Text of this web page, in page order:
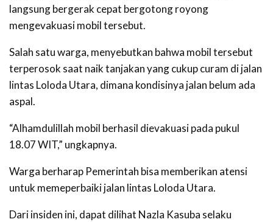
langsung bergerak cepat bergotong royong
mengevakuasi mobil tersebut.
Salah satu warga, menyebutkan bahwa mobil tersebut
terperosok saat naik tanjakan yang cukup curam di jalan
lintas Loloda Utara, dimana kondisinya jalan belum ada
aspal.
“Alhamdulillah mobil berhasil dievakuasi pada pukul
18.07 WIT,” ungkapnya.
Warga berharap Pemerintah bisa memberikan atensi
untuk memeperbaiki jalan lintas Loloda Utara.
Dari insiden ini, dapat dilihat Nazla Kasuba selaku